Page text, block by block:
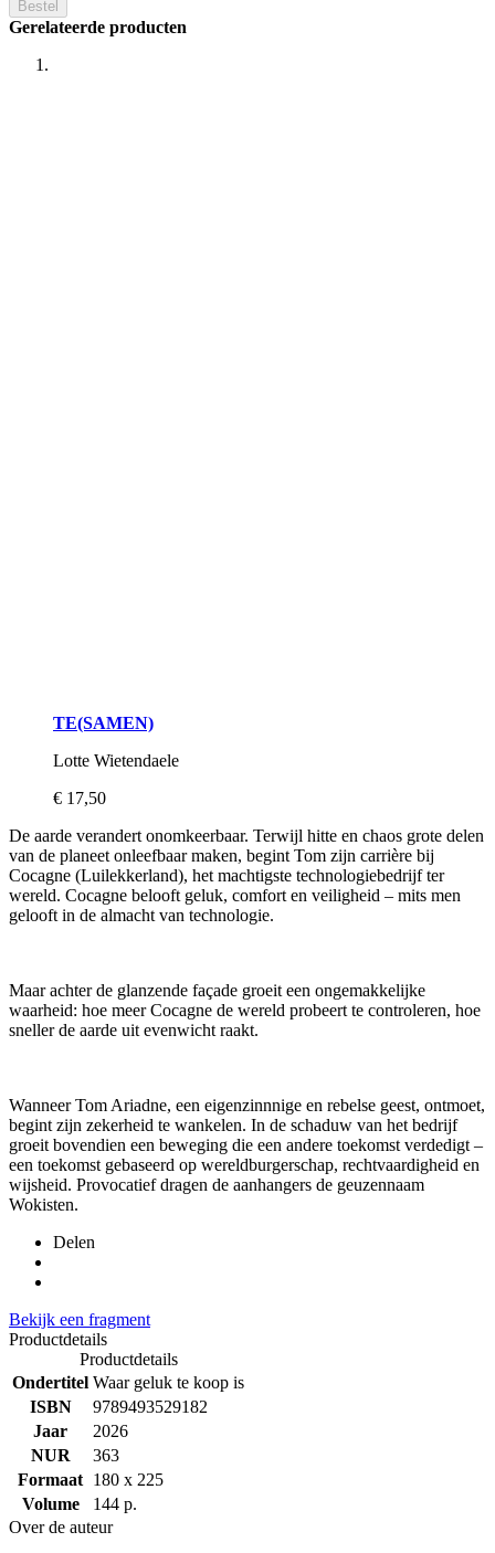
Bestel
Gerelateerde producten
TE(SAMEN)
Lotte Wietendaele
€ 17,50
De aarde verandert onomkeerbaar. Terwijl hitte en chaos grote delen
van de planeet onleefbaar maken, begint Tom zijn carrière bij
Cocagne (Luilekkerland), het machtigste technologiebedrijf ter
wereld. Cocagne belooft geluk, comfort en veiligheid – mits men
gelooft in de almacht van technologie.
Maar achter de glanzende façade groeit een ongemakkelijke
waarheid: hoe meer Cocagne de wereld probeert te controleren, hoe
sneller de aarde uit evenwicht raakt.
Wanneer Tom Ariadne, een eigenzinnnige en rebelse geest, ontmoet,
begint zijn zekerheid te wankelen. In de schaduw van het bedrijf
groeit bovendien een beweging die een andere toekomst verdedigt –
een toekomst gebaseerd op wereldburgerschap, rechtvaardigheid en
wijsheid. Provocatief dragen de aanhangers de geuzennaam
Wokisten.
Delen
Bekijk een fragment
Productdetails
Productdetails
Ondertitel Waar geluk te koop is
ISBN
9789493529182
Jaar
2026
NUR
363
Formaat 180 x 225
Volume
144 p.
Over de auteur